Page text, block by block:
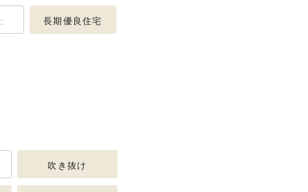
長期優良住宅
吹き抜け